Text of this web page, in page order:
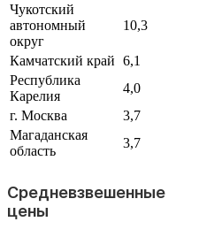
Чукотский
автономный
округ
10,3
Камчатский край 6,1
Республика
Карелия
4,0
г. Москва
3,7
Магаданская
область
3,7
Средневзвешенные
цены